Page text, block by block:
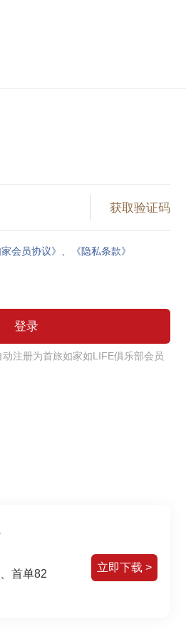
家会员协议》、 《隐私条款》
注册为首旅如家如LIFE俱乐部会员
首单82
立即下载 >